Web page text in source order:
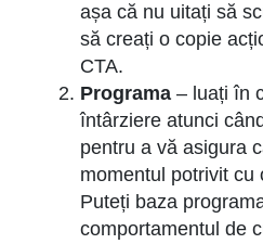
așa că nu uitați să
să creați o copie
CTA.
Programa – luați în
întârziere atunci
pentru a vă asigura
momentul potrivit cu
Puteți baza
comportamentul de